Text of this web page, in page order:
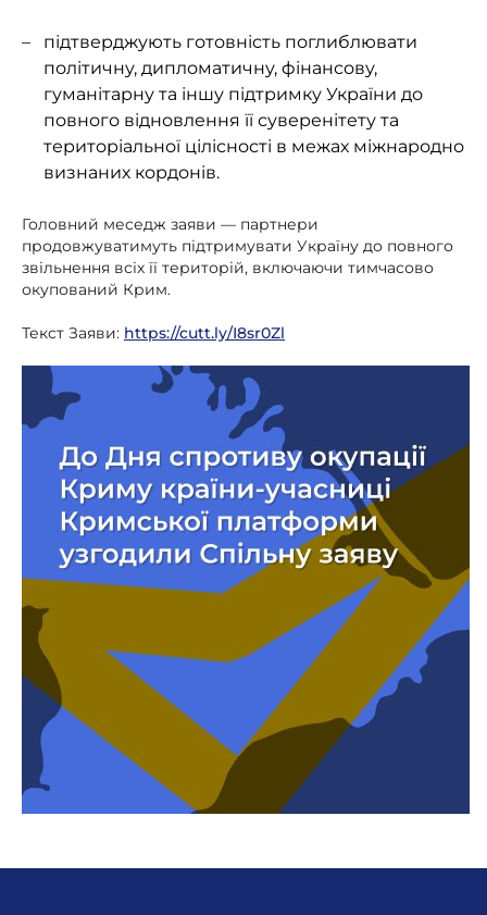
підтверджують готовність поглиблювати
політичну, дипломатичну, фінансову,
гуманітарну та іншу підтримку України до
повного відновлення її суверенітету та
територіальної цілісності в межах міжнародно
визнаних кордонів.
Головний меседж заяви — партнери
продовжуватимуть підтримувати Україну до повного
звільнення всіх її територій, включаючи тимчасово
окупований Крим.
Текст Заяви: https://cutt.ly/I8sr0Zl